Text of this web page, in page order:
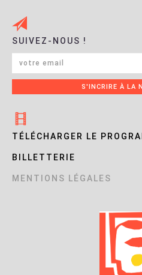
SUIVEZ-NOUS !
TÉLÉCHARGER LE
BILLETTERIE
MENTIONS LÉGALES